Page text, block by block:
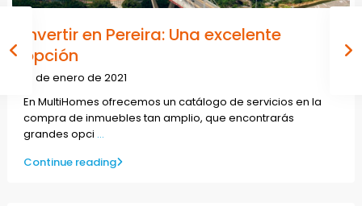
Invertir en Pereira: Una excelente
opción
13 de enero de 2021
En MultiHomes ofrecemos un catálogo de servicios en la
compra de inmuebles tan amplio, que encontrarás
grandes opci ...
Continue reading